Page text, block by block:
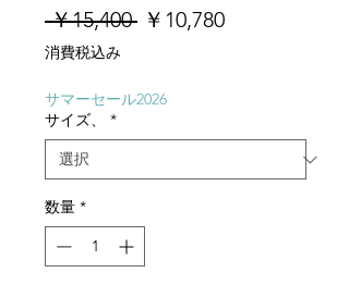
￥15,400 通
格
￥10,780セ
消費税込み
サマーセール2026
サイズ、
*
数量 *